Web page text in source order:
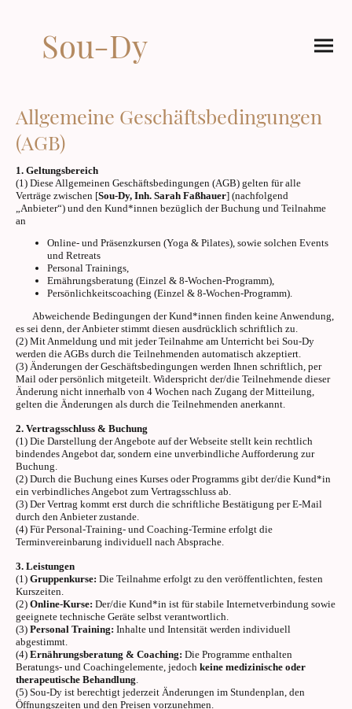
Sou-Dy
Allgemeine Geschäftsbedingungen
(AGB)
1. Geltungsbereich
(1) Diese Allgemeinen Geschäftsbedingungen (AGB) gelten für alle
Verträge zwischen [Sou-Dy, Inh. Sarah Faßhauer] (nachfolgend
„Anbieter“) und den Kund*innen bezüglich der Buchung und Teilnahme
an
Online- und Präsenzkursen (Yoga & Pilates), sowie solchen Events
und Retreats
Personal Trainings,
Ernährungsberatung (Einzel & 8-Wochen-Programm),
Persönlichkeitscoaching (Einzel & 8-Wochen-Programm).
Abweichende Bedingungen der Kund*innen finden keine Anwendung,
es sei denn, der Anbieter stimmt diesen ausdrücklich schriftlich zu.
(2) Mit Anmeldung und mit jeder Teilnahme am Unterricht bei Sou-Dy
werden die AGBs durch die Teilnehmenden automatisch akzeptiert.
(3) Änderungen der Geschäftsbedingungen werden Ihnen schriftlich, per
Mail oder persönlich mitgeteilt. Widerspricht der/die Teilnehmende dieser
Änderung nicht innerhalb von 4 Wochen nach Zugang der Mitteilung,
gelten die Änderungen als durch die Teilnehmenden anerkannt.
2. Vertragsschluss & Buchung
(1) Die Darstellung der Angebote auf der Webseite stellt kein rechtlich
bindendes Angebot dar, sondern eine unverbindliche Aufforderung zur
Buchung.
(2) Durch die Buchung eines Kurses oder Programms gibt der/die Kund*in
ein verbindliches Angebot zum Vertragsschluss ab.
(3) Der Vertrag kommt erst durch die schriftliche Bestätigung per E-Mail
durch den Anbieter zustande.
(4) Für Personal-Training- und Coaching-Termine erfolgt die
Terminvereinbarung individuell nach Absprache.
3. Leistungen
(1) Gruppenkurse: Die Teilnahme erfolgt zu den veröffentlichten, festen
Kurszeiten.
(2) Online-Kurse: Der/die Kund*in ist für stabile Internetverbindung sowie
geeignete technische Geräte selbst verantwortlich.
(3) Personal Training: Inhalte und Intensität werden individuell
abgestimmt.
(4) Ernährungsberatung & Coaching: Die Programme enthalten
Beratungs- und Coachingelemente, jedoch keine medizinische oder
therapeutische Behandlung
(5) Sou-Dy ist berechtigt jederzeit Änderungen im Stundenplan, den
Öffnungszeiten und den Preisen vorzunehmen.